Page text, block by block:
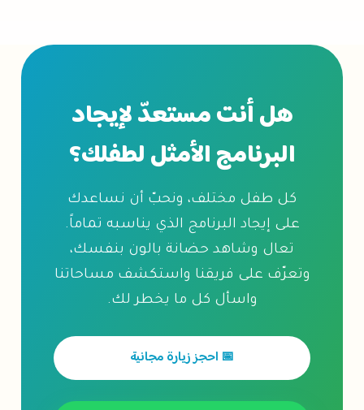
هل أنت مستعدّ لإيجاد
البرنامج الأمثل لطفلك؟
كل طفل مختلف، ونحبّ أن نساعدك
على إيجاد البرنامج الذي يناسبه تماماً.
تعال وشاهد حضانة بالون بنفسك،
وتعرّف على فريقنا واستكشف مساحاتنا
واسأل كل ما يخطر لك.
📅 احجز زيارة مجانية